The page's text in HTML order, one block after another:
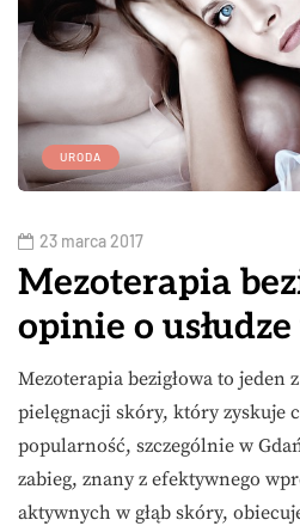
URODA
23 marca 2017
Mezoterapia
opinie o
Mezoterapia bezigłowa to jeden
pielęgnacji skóry, który zyskuje
popularność, szczególnie w
zabieg, znany z efektywnego
aktywnych w głąb skóry,